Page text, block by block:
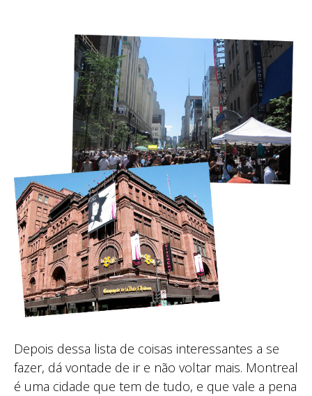
Depois dessa lista de coisas interessantes a se
fazer, dá vontade de ir e não voltar mais. Montreal
é uma cidade que tem de tudo, e que vale a pena